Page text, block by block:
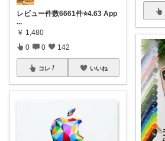
レビュー件数6661件⭐️4.63 App
...
￥ 1,480
0 0 142
コレ いいね